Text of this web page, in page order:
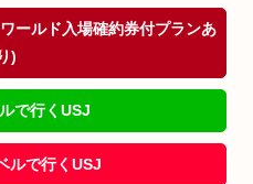
ールド入場確約券付プランあ
り)
で行くUSJ
ルで行くUSJ